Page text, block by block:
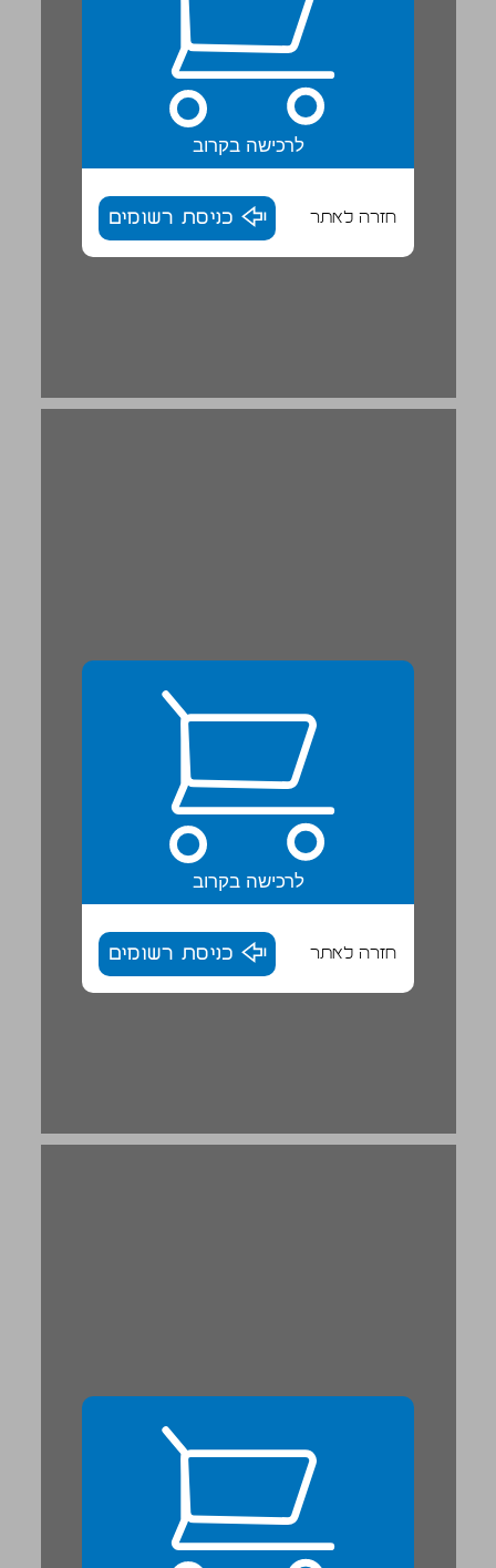
לרכישה בקרוב
חזרה לאתר כניסת רשומים
سيزيف السعيد ... 20
לרכישה בקרוב
חזרה לאתר כניסת רשומים